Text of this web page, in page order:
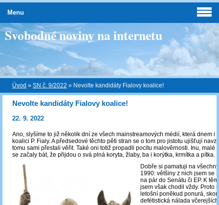
Svobodné noviny na internetu
Úvod » SN č. 9/2022 » Nevolte kandidáty Fialovy koalice!
Nevolte kandidáty Fialovy koalice!
22. 9. 2022
Ano, slyšíme to již několik dní ze všech mainstreamových médií, která dnem i
koalici P. Fialy. A předsedové těchto pěti stran se o tom pro jistotu ujišťují
tomu sami přestali věřit. Také oni totiž propadli pocitu malověrnosti. Inu, malé
se začaly bát, že přijdou o svá plná koryta, žlaby, ba i korýtka, krmítka a pítka.
Dobře si pamatuji na
1990: většiny z nich jsem se
na pár do Senátu či EP. K
jsem však chodil vždy. Proto
letošní poněkud ponurá,
defétistická nálada
Menu